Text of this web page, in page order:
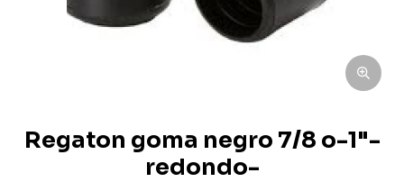
Regaton goma negro 7/8 o-1"-
redondo-